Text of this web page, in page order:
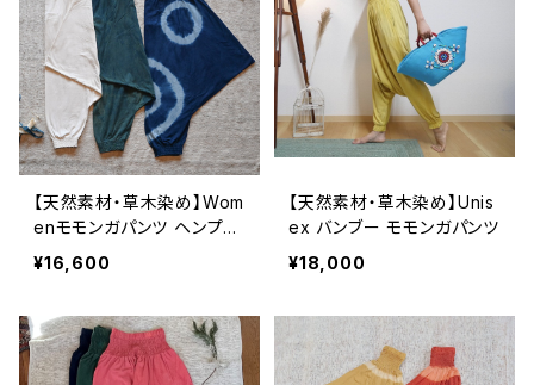
【天然素材・草木染め】Wom
enモモンガパンツ ヘンプコ
ットン
¥16,600
【天然素材・草木染め】Unis
ex バンブー モモンガパンツ
¥18,000